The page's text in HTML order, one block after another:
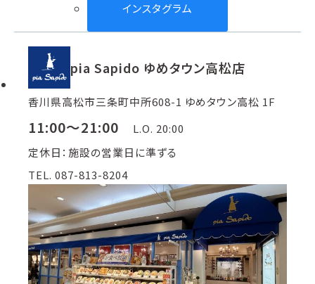
インスタグラム
pia Sapido ゆめタウン高松店
香川県高松市三条町中所608-1 ゆめタウン高松 1F
11:00～21:00
L.O. 20:00
定休日：施設の営業日に準ずる
TEL. 087-813-8204